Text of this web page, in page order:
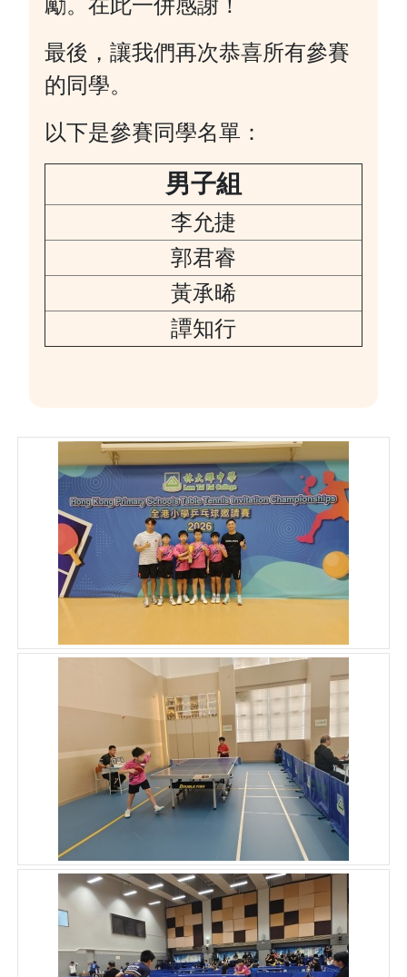
勵。在此一併感謝！
最後，讓我們再次恭喜所有參賽
的同學。
以下是參賽同學名單：
男子組
李允捷
郭君睿
黃承晞
譚知行